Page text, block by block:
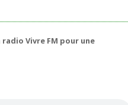
radio Vivre FM pour une